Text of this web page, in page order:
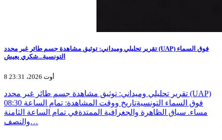
تقرير تحليلي وميداني: توثيق مشاهدة جسم طائر غير محدد (UAP) فوق السماء
التونسية...شكري يعيش
8 أوت 2026، 23:31
تقرير تحليلي وميداني: توثيق مشاهدة جسم طائر غير محدد (UAP)
فوق السماء التونسيةتاريخ ووقت المشاهدة: تمام الساعة 08:30
مساء. سياق الظاهرة والجغرافية الممتدةفي تمام الساعة الثامنة
والنصف…